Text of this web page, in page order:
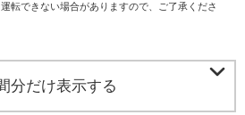
転できない場合がありますので、ご了承くださ
分だけ表示する 